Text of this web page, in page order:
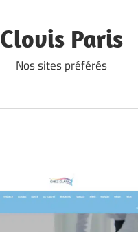
Clovis Paris
Nos sites préférés